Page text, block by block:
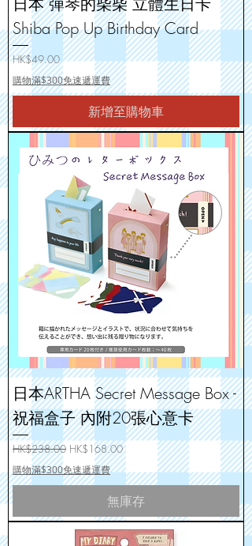
Shiba Pop Up Birthday Card
價格
HK$49.00
購物滿$300免速遞運費
新增至購物車
日本ARTHA Secret Message Box -
祝福盒子 內附20張心意卡
一般價格
HK$238.00 促銷價格
HK$168.00
購物滿$300免速遞運費
無庫存